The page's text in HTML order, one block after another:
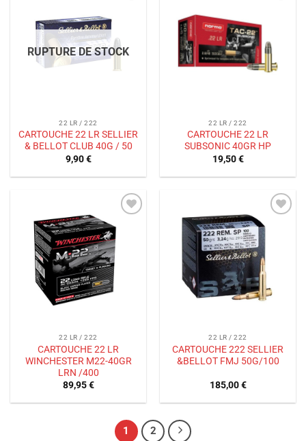
à la liste
souhaits
RUPTURE DE STOCK
22 LR / 222
CARTOUCHE 22 LR SELLIER
& BELLOT CLUB 40G / 50
9,90€
22 LR / 222
CARTOUCHE 22 LR
SUBSONIC 40GR HP
19,50€
Ajouter
à la liste
souhaits
22 LR / 222
CARTOUCHE 22 LR
WINCHESTER M22-40GR
LRN /400
89,95€
Ajouter
à la liste
souhaits
22 LR / 222
CARTOUCHE 222 SELLIER
&BELLOT FMJ 50G/100
185,00€
1 2